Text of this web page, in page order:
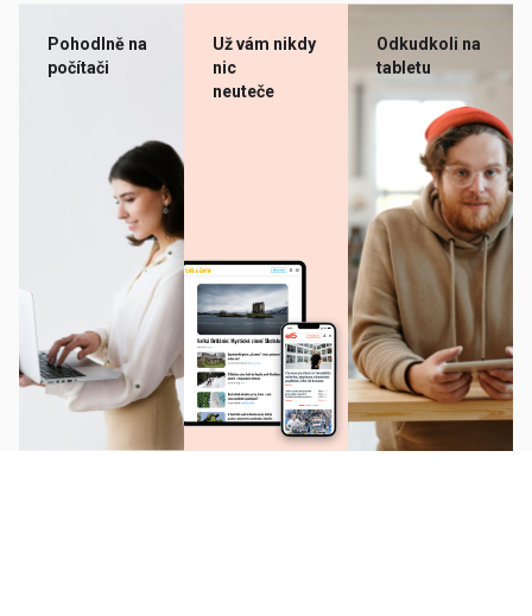
Pohodlně na
počítači
Už vám nikdy
nic
neuteče
Odkudkoli na
tabletu